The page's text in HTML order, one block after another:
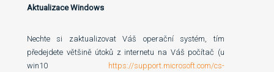
Aktualizace Windows
Nechte si zaktualizovat Váš operační systém, tím
předejdete většině útoků z internetu na Váš počítač (u
win10 https://support.microsoft.com/cs-